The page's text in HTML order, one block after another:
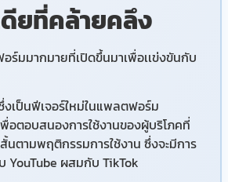
ดียที่คล้ายคลึง
ร์มมากมายที่เปิดขึ้นมาเพื่อเเข่งขันกับ
งเป็นฟีเจอร์ใหม่ในแพลตฟอร์ม
พื่อตอบสนองการใช้งานของผู้บริโภคที่
นตามพฤติกรรมการใช้งาน ซึ่งจะมีการ
YouTube ผสมกับ TikTok